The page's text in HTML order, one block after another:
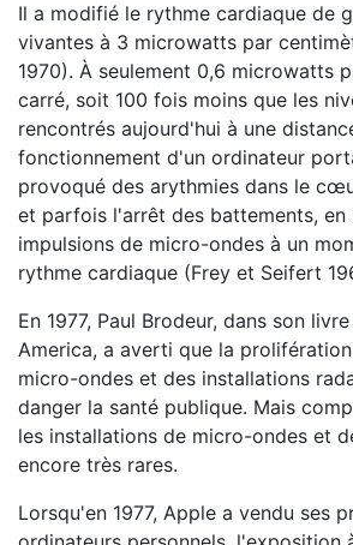
Il a modifié le rythme cardiaque de
vivantes à 3 microwatts par
1970). À seulement 0,6 microwatts
carré, soit 100 fois moins que les
rencontrés aujourd'hui à une
fonctionnement d'un ordinateur
provoqué des arythmies dans le
et parfois l'arrêt des battements, en
impulsions de micro-ondes à un
rythme cardiaque (Frey et Seifert
En 1977, Paul Brodeur, dans son
America, a averti que la
micro-ondes et des installations
danger la santé publique. Mais
les installations de micro-ondes et
encore très rares.
Lorsqu'en 1977, Apple a vendu ses